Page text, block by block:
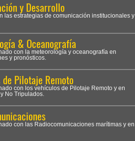
y Desarrollo
las estrategias de comunicación institucionales y
& Oceanografía
con la meteorología y oceanografía en
y pronósticos.
Pilotaje Remoto
con los vehículos de Pilotaje Remoto y en
No Tripulados.
con las Radiocomunicaciones marítimas y en